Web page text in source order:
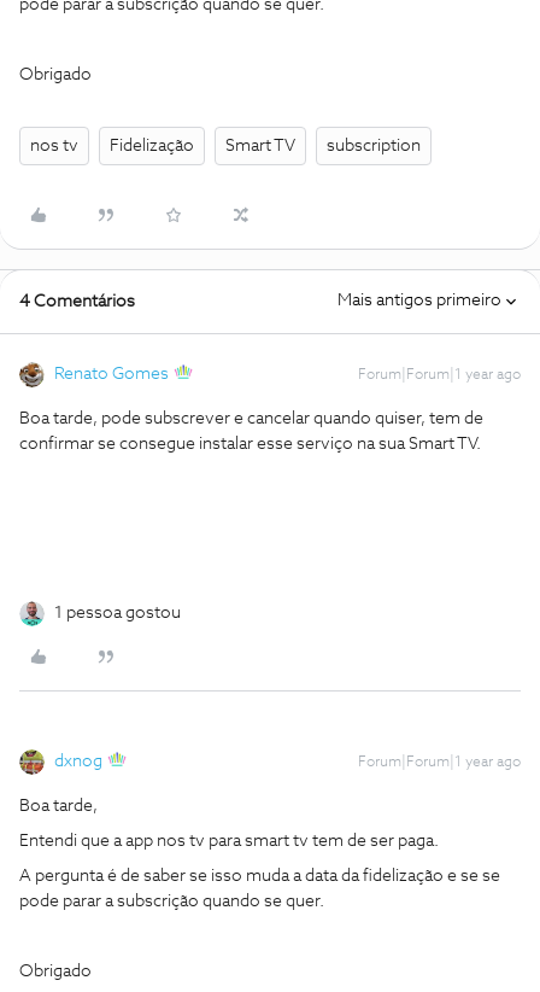
pode parar a subscrição quando se quer.
Obrigado
nos tv Fidelização Smart TV subscription
4 Comentários Mais antigos primeiro
Renato Gomes Forum|Forum|1 year ago
Boa tarde, pode subscrever e cancelar quando quiser, tem de
confirmar se consegue instalar esse serviço na sua Smart TV.
1 pessoa gostou
dxnog Forum|Forum|1 year ago
Boa tarde,
Entendi que a app nos tv para smart tv tem de ser paga.
A pergunta é de saber se isso muda a data da fidelização e se se
pode parar a subscrição quando se quer.
Obrigado